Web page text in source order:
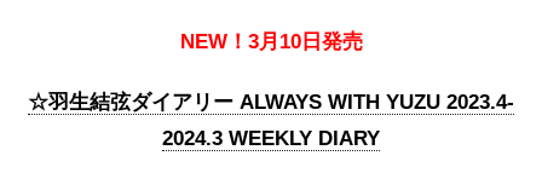
NEW！3月10日発売
☆羽生結弦ダイアリー ALWAYS WITH YUZU 2023.4-
2024.3 WEEKLY DIARY